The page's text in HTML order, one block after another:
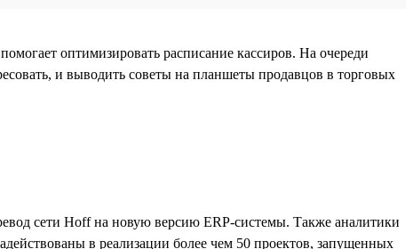
оптимизировать расписание кассиров. На очереди
и выводить советы на планшеты продавцов в торговых
сети Hoff на новую версию ERP-системы. Также аналитики
в реализации более чем 50 проектов, запущенных